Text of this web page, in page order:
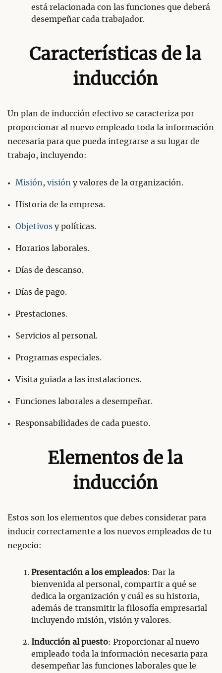
está relacionada con las funciones que deberá
desempeñar cada trabajador.
Características de la
inducción
Un plan de inducción efectivo se caracteriza por
proporcionar al nuevo empleado toda la información
necesaria para que pueda integrarse a su lugar de
trabajo, incluyendo:
Misión, visión y valores de la organización.
Historia de la empresa.
Objetivos y políticas.
Horarios laborales.
Días de descanso.
Días de pago.
Prestaciones.
Servicios al personal.
Programas especiales.
Visita guiada a las instalaciones.
Funciones laborales a desempeñar.
Responsabilidades de cada puesto.
Elementos de la
inducción
Estos son los elementos que debes considerar para
inducir correctamente a los nuevos empleados de tu
negocio:
Presentación a los empleados: Dar la
bienvenida al personal, compartir a qué se
dedica la organización y cuál es su historia,
además de transmitir la filosofía empresarial
incluyendo misión, visión y valores.
Inducción al puesto: Proporcionar al nuevo
empleado toda la información necesaria para
desempeñar las funciones laborales que le